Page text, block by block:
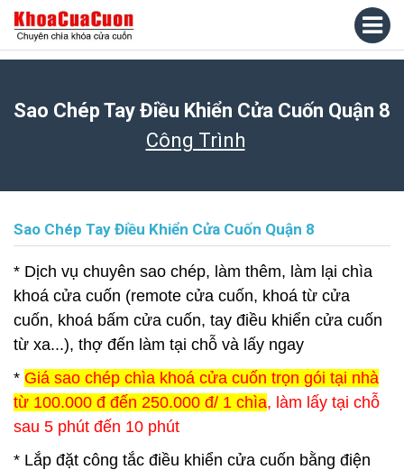
Sao Chép Tay Điều Khiển Cửa Cuốn Quận 8
Công Trình
Sao Chép Tay Điều Khiển Cửa Cuốn Quận 8
* Dịch vụ chuyên sao chép, làm thêm, làm lại chìa
khoá cửa cuốn (remote cửa cuốn, khoá từ cửa
cuốn, khoá bấm cửa cuốn, tay điều khiển cửa cuốn
từ xa...), thợ đến làm tại chỗ và lấy ngay
* Giá sao chép chìa khoá cửa cuốn trọn gói tại nhà
từ 100.000 đ đến 250.000 đ/ 1 chìa, làm lấy tại chỗ
sau 5 phút đến 10 phút
* Lắp đặt công tắc điều khiển cửa cuốn bằng điện